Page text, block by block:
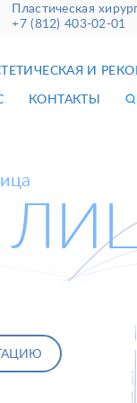
Пластическая
+7 (812) 403-02-01
И
КОНТАКТЫ